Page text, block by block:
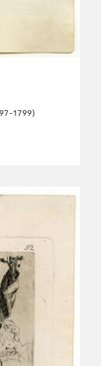
1799)